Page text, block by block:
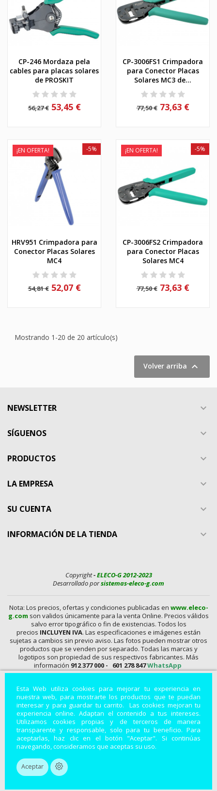
Esta Web utiliza cookies para mejorar tu experiencia en
nuestra web, para mostrarte los productos que te puedan
interesar y para guardar tu carrito. Las cookies mejoran tu
experiencia online. Adaptan el contenido a tus intereses.
Utilizamos cookies propias y de terceros de manera
transparente y responsable, solo para tu beneficio. Para
aceptarlas, haz clic en el botón "Aceptar". Si continúas
navegando, consideramos que aceptas su uso.
Aceptar
CP-246 Mordaza pela
cables para placas solares
de PROSKIT
56,27 € 53,45 €
CP-3006FS1 Crimpadora
para Conector Placas
Solares MC3 de...
77,50 € 73,63 €
¡EN OFERTA!
HRV951 Crimpadora para
Conector Placas Solares
MC4
54,81 €
-5%
52,07 €
¡EN OFERTA!
CP-3006FS2 Crimpadora
para Conector Placas
Solares MC4
77,50 €
-5%
73,63 €
Mostrando 1-20 de 20 artículo(s)
Volver arriba 
NEWSLETTER 
SÍGUENOS 
PRODUCTOS 
LA EMPRESA 
SU CUENTA 
INFORMACIÓN DE LA TIENDA 
Copyright-ELECO-G 2012-2023
Desarrollado porsistemas-eleco-g.com
Nota: Los precios, ofertas y condiciones publicadas en www.eleco-
g.com son validos únicamente para la venta Online. Precios válidos
salvo error tipográfico o fin de existencias. Todos los
precios INCLUYEN IVA. Las especificaciones e imágenes están
sujetas a cambios sin previo aviso. Las fotos pueden mostrar otros
productos que se venden por separado. Todas las marcas y
logotipos son propiedad de sus respectivos fabricantes. Más
información 912 377 000 - 601 278 847WhatsApp
Distancia, Conexiones, alimentadores, Baterías, Pilas,
Aparatos de Medida, Soldadores, Hdmi, Tester, Cargadores,
Componentes, Fuentes de Alimentación, Teléfonos,
Accesorios para Smartphones, Informática, Cámaras de
Vigilancia, Instrumentos de Medida, Baterías por Encargo,
Módulos, Accesorios para Fotografía, Repuestos de
Electrodomésticos, Leds, Soportes para Televisión..